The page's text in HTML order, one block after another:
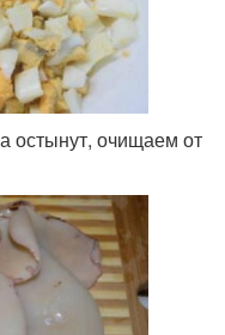
остынут, очищаем от